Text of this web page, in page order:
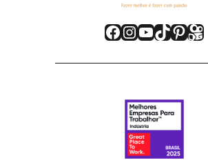
Facebook
Instagram
Youtube
TikTok